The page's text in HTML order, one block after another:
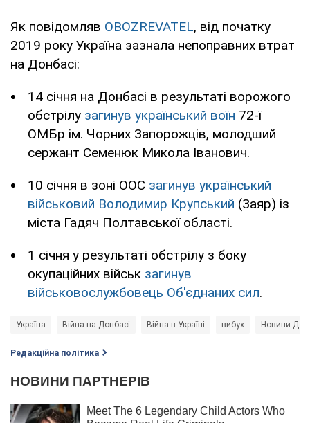
Як повідомляв OBOZREVATEL, від початку
2019 року Україна зазнала непоправних втрат
на Донбасі:
14 січня на Донбасі в результаті ворожого
обстрілу загинув український воїн 72-ї
ОМБр ім. Чорних Запорожців, молодший
сержант Семенюк Микола Іванович.
10 січня в зоні ООС загинув український
військовий Володимир Крупський (Заяр) із
міста Гадяч Полтавської області.
1 січня у результаті обстрілу з боку
окупаційних військ загинув
військовослужбовець Об'єднаних сил.
Україна Війна на Донбасі Війна в Україні вибух Новини
Редакційна політика